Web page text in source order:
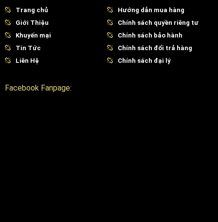
Trang chủ
Giới Thiệu
Khuyến mại
Tin Tức
Liên Hệ
Hướng dẫn mua hàng
Chính sách quyền riêng tư
Chính sách bảo hành
Chính sách đổi trả hàng
Chính sách đại lý
Facebook Fanpage: